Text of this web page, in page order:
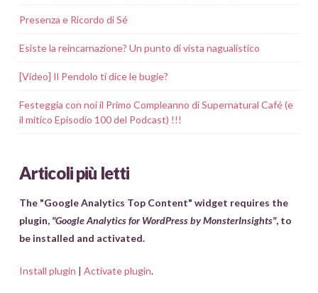
Presenza e Ricordo di Sé
Esiste la reincarnazione? Un punto di vista nagualistico
[Video] Il Pendolo ti dice le bugie?
Festeggia con noi il Primo Compleanno di Supernatural Café (e
il mitico Episodio 100 del Podcast) !!!
Articoli più letti
The "Google Analytics Top Content" widget requires the
plugin, "Google Analytics for WordPress by MonsterInsights", to
be installed and activated.
Install plugin | Activate plugin.